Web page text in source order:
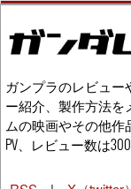
ガンプラのレビュー
ー紹介、製作方法を
ムの映画やその他作
PV、レビュー数は